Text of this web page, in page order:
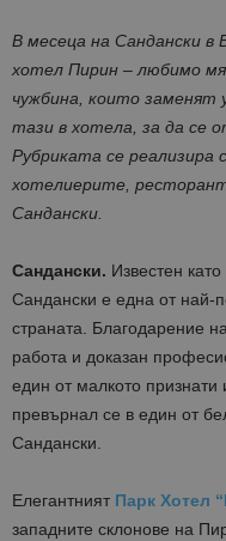
В месеца на Сандански в
хотел Пирин – любимо
чужбина, които заменят
тази в хотела, за да се
Рубриката се реализира
хотелиерите,
Сандански.
Сандански. Известен
Сандански е една от най-
страната. Благодарение
работа и доказан
един от малкото
превърнал се в един от
Сандански.
Елегантният Парк Хотел
западните склонове на